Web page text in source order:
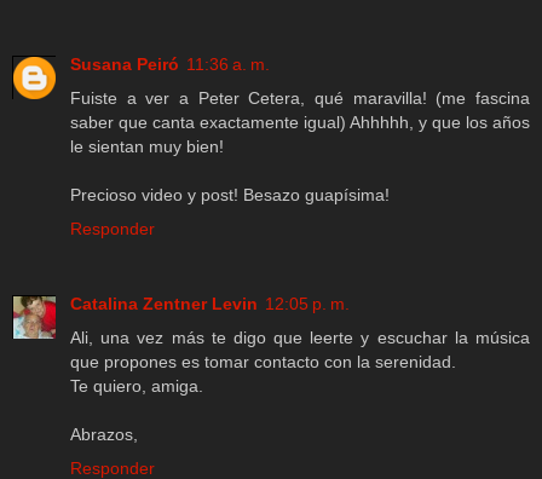
Susana Peiró 11:36 a. m.
Fuiste a ver a Peter Cetera, qué maravilla! (me fascina
saber que canta exactamente igual) Ahhhhh, y que los años
le sientan muy bien!
Precioso video y post! Besazo guapísima!
Responder
Catalina Zentner Levin 12:05 p. m.
Ali, una vez más te digo que leerte y escuchar la música
que propones es tomar contacto con la serenidad.
Te quiero, amiga.
Abrazos,
Responder